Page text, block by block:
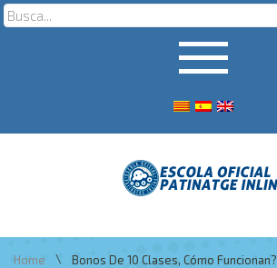
Home \ Bonos De 10 Clases, Cómo Funcionan?